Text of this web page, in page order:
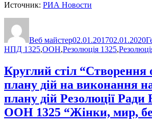
Источник: РИА Новости
Веб майстер02.01.201702.01.2020
НПД 1325,ООН,Резолюція 1325,
Круглий стіл “Створення
плану дій на виконання
плану дій Резолюції Ради
ООН 1325 “Жінки, мир,